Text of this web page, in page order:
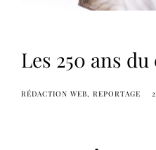
Les 250 ans
RÉDACTION WEB REPORTAGE